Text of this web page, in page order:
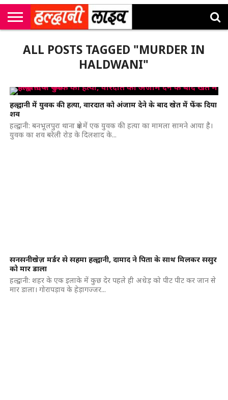
सी
एम
कॉर्नर
उत्तराखंड
न्यूज़
खेल
मनोरंजन
सम्पादकीय
जॉब
अलर्ट्स
ALL POSTS TAGGED "MURDER IN
HALDWANI"
हल्द्वानी में युवक की हत्या, वारदात को अंजाम देने के बाद खेत में फेंक दिया
शव
हल्द्वानी: बनभूलपुरा थाना क्षेत्र में एक युवक की हत्या का मामला सामने आया है।
युवक का शव बरेली रोड के दिलशाद के...
सनसनीखेज़ मर्डर से सहमा हल्द्वानी, दामाद ने पिता के साथ मिलकर ससुर
को मार डाला
हल्द्वानी: शहर के एक इलाके में कुछ देर पहले ही अधेड़ को पीट पीट कर जान से
मार डाला। गोरापड़ाव के हेड़ागज्जर...